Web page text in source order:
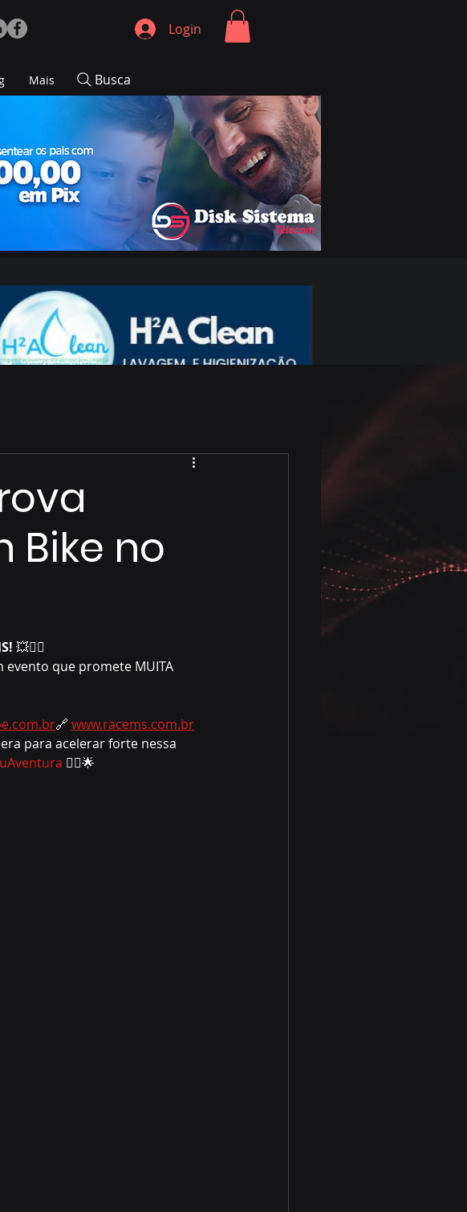
Login
Mais Busca
Bike no
💥🚵‍♀️
evento que promete MUITA
.br🔗 www.racems.com.br
para acelerar forte nessa
🚵‍♂️🌟